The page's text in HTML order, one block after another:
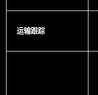
运输跟踪